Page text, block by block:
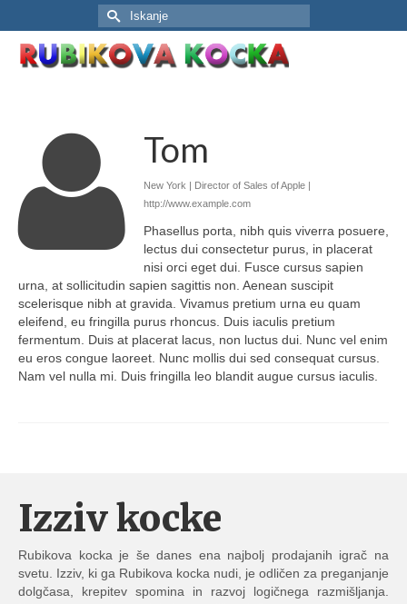
Search
for:
Tom
New York | Director of Sales of Apple |
http://www.example.com
Phasellus porta, nibh quis viverra posuere,
lectus dui consectetur purus, in placerat
nisi orci eget dui. Fusce cursus sapien
urna, at sollicitudin sapien sagittis non. Aenean suscipit
scelerisque nibh at gravida. Vivamus pretium urna eu quam
eleifend, eu fringilla purus rhoncus. Duis iaculis pretium
fermentum. Duis at placerat lacus, non luctus dui. Nunc vel enim
eu eros congue laoreet. Nunc mollis dui sed consequat cursus.
Nam vel nulla mi. Duis fringilla leo blandit augue cursus iaculis.
Izziv kocke
Rubikova kocka je še danes ena najbolj prodajanih igrač na
svetu. Izziv, ki ga Rubikova kocka nudi, je odličen za preganjanje
dolgčasa, krepitev spomina in razvoj logičnega razmišljanja.